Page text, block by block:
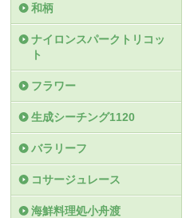
和柄
ナイロンスパークトリコッ
ト
フラワー
生成シーチング1120
バラリーフ
コサージュレース
海鮮料理処小舟渡